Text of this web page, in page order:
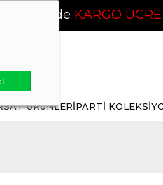
KARGO ÜCRETSİZ! ❤
ÜRÜNLERİPARTİ